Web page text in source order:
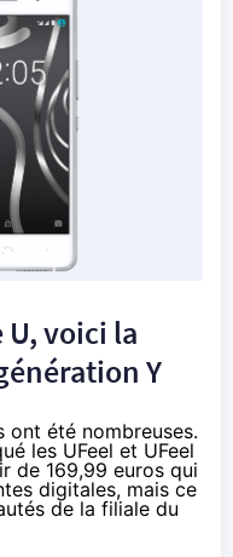
U, voici la
Y
ont été nombreuses.
les UFeel et UFeel
de 169,99 euros qui
digitales, mais ce
de la filiale du